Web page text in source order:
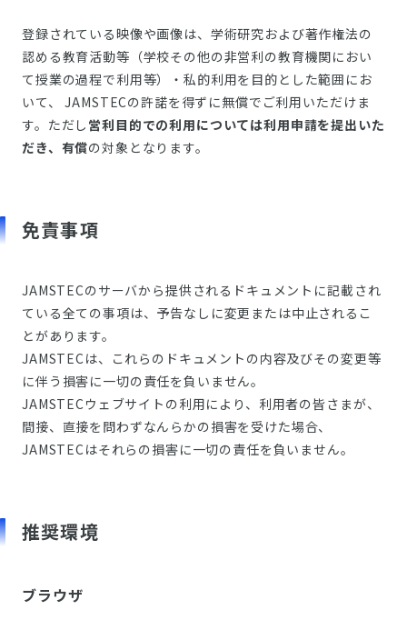
登録されている映像や画像は、学術研究および著作権法の
認める教育活動等（学校その他の非営利の教育機関におい
て授業の過程で利用等）・私的利用を目的とした範囲にお
いて、 JAMSTECの許諾を得ずに無償でご利用いただけま
す。ただし 営利目的での利用については利用申請を提出いた
だき、有償の対象となります。
免責事項
JAMSTECのサーバから提供されるドキュメントに記載され
ている全ての事項は、予告なしに変更または中止されるこ
とがあります。
JAMSTECは、これらのドキュメントの内容及びその変更等
に伴う損害に一切の責任を負いません。
JAMSTECウェブサイトの利用により、利用者の皆さまが、
間接、直接を問わずなんらかの損害を受けた場合、
JAMSTECはそれらの損害に一切の責任を負いません。
推奨環境
ブラウザ